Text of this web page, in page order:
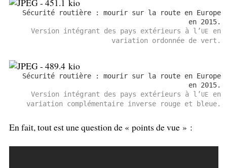
Sécurité routière : mourir sur la route en Europe
en 2015.
Version intégrant des pays extérieurs à l’ UE
en
variation ordonnée de vert.
Sécurité routière : mourir sur la route en Europe
en 2015.
Version intégrant des pays extérieurs à l’ UE
en
variation complémentaire inverse rouge et bleue.
En fait, tout est une question de « points de vue » :